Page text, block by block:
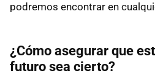
podremos encontrar en
¿Cómo asegurar que
futuro sea cierto?